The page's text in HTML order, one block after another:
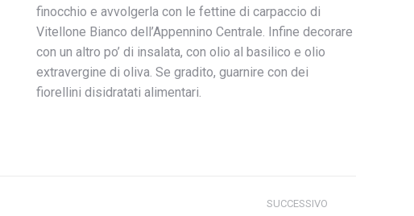
finocchio e avvolgerla con le fettine di carpaccio di
Vitellone Bianco dell’Appennino Centrale. Infine decorare
con un altro po’ di insalata, con olio al basilico e olio
extravergine di oliva. Se gradito, guarnire con dei
fiorellini disidratati alimentari.
SUCCESSIVO